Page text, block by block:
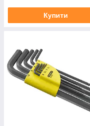
Купити